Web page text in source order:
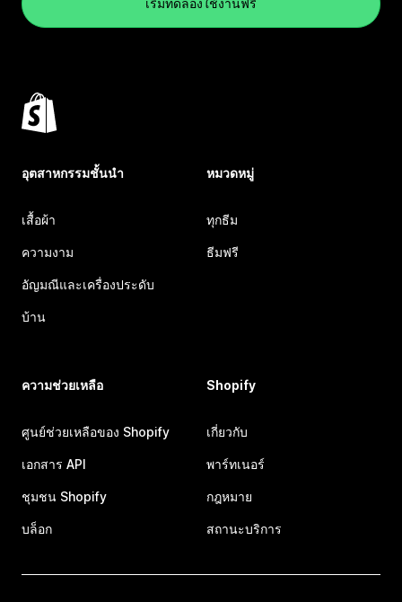
เริ่มทดลองใช้งานฟรี
อุตสาหกรรมชั้นนำ
เสื้อผ้า
ความงาม
อัญมณีและเครื่องประดับ
บ้าน
หมวดหมู่
ทุกธีม
ธีมฟรี
ความช่วยเหลือ
ศูนย์ช่วยเหลือของ Shopify
เอกสาร API
ชุมชน Shopify
บล็อก
Shopify
เกี่ยวกับ
พาร์ทเนอร์
กฎหมาย
สถานะบริการ